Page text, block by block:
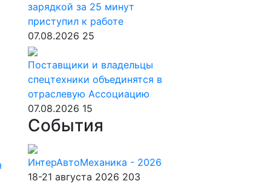
зарядкой за 25 минут
приступил к работе
07.08.2026 25
Поставщики и владельцы
спецтехники объединятся в
отраслевую Ассоциацию
07.08.2026 15
События
ИнтерАвтоМеханика - 2026
18-21 августа 2026 203